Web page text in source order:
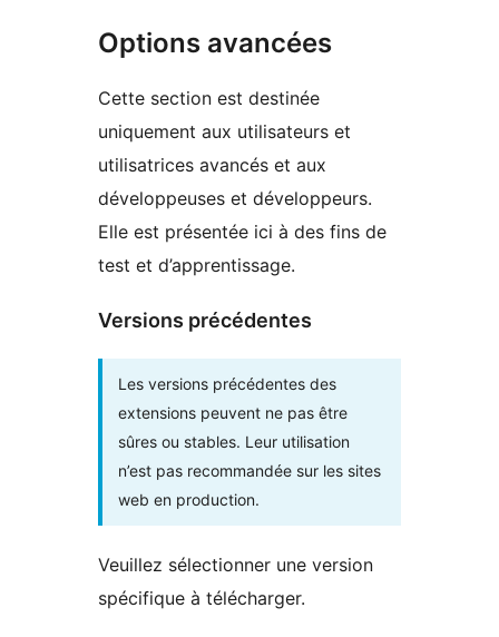
Options avancées
Cette section est destinée
uniquement aux utilisateurs et
utilisatrices avancés et aux
développeuses et développeurs.
Elle est présentée ici à des fins de
test et d’apprentissage.
Versions précédentes
Les versions précédentes des
extensions peuvent ne pas être
sûres ou stables. Leur utilisation
n’est pas recommandée sur les sites
web en production.
Veuillez sélectionner une version
spécifique à télécharger.